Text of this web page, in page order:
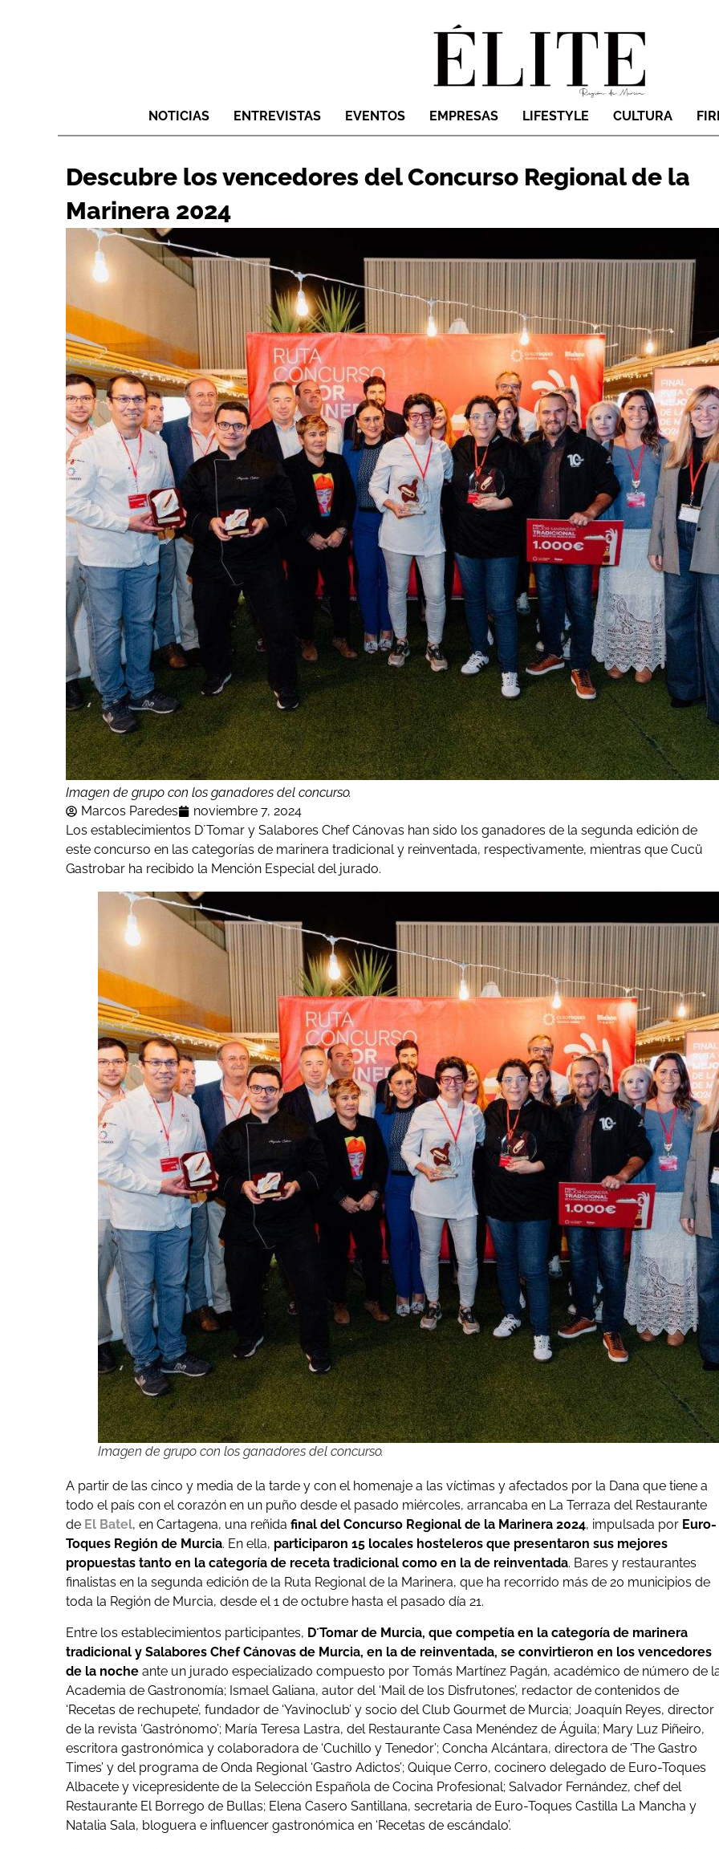
NOTICIAS ENTREVISTAS EVENTOS EMPRESAS LIFESTYLE CULTURA
Descubre los vencedores del Concurso Regional de la
Marinera 2024
Imagen de grupo con los ganadores del concurso.
Marcos Paredes
noviembre 7, 2024
Los establecimientos D´Tomar y Salabores Chef Cánovas han sido los ganadores de la segunda edición de
este concurso en las categorías de marinera tradicional y reinventada, respectivamente, mientras que Cucü
Gastrobar ha recibido la Mención Especial del jurado.
Imagen de grupo con los ganadores del concurso.
A partir de las cinco y media de la tarde y con el homenaje a las víctimas y afectados por la Dana que tiene a
todo el país con el corazón en un puño desde el pasado miércoles, arrancaba en La Terraza del Restaurante
de El Batel, en Cartagena, una reñida final del Concurso Regional de la Marinera 2024, impulsada por Euro-
Toques Región de Murcia. En ella, participaron 15 locales hosteleros que presentaron sus mejores
propuestas tanto en la categoría de receta tradicional como en la de reinventada. Bares y restaurantes
finalistas en la segunda edición de la Ruta Regional de la Marinera, que ha recorrido más de 20 municipios de
toda la Región de Murcia, desde el 1 de octubre hasta el pasado día 21.
Entre los establecimientos participantes, D´Tomar de Murcia, que competía en la categoría de marinera
tradicional y Salabores Chef Cánovas de Murcia, en la de reinventada, se convirtieron en los vencedores
de la noche ante un jurado especializado compuesto por Tomás Martínez Pagán, académico de número de
Academia de Gastronomía; Ismael Galiana, autor del ‘Mail de los Disfrutones’, redactor de contenidos de
‘Recetas de rechupete’, fundador de ‘Yavinoclub’ y socio del Club Gourmet de Murcia; Joaquín Reyes, director
de la revista ‘Gastrónomo’; María Teresa Lastra, del Restaurante Casa Menéndez de Águila; Mary Luz Piñeiro,
escritora gastronómica y colaboradora de ‘Cuchillo y Tenedor’; Concha Alcántara, directora de ‘The Gastro
Times’ y del programa de Onda Regional ‘Gastro Adictos’; Quique Cerro, cocinero delegado de Euro-Toques
Albacete y vicepresidente de la Selección Española de Cocina Profesional; Salvador Fernández, chef del
Restaurante El Borrego de Bullas; Elena Casero Santillana, secretaria de Euro-Toques Castilla La Mancha y
Natalia Sala, bloguera e influencer gastronómica en ‘Recetas de escándalo’.